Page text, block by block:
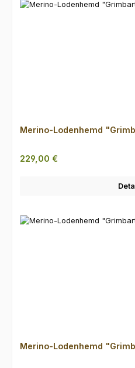
Merino-Lodenhemd
Regulärer Preis:
229,00 €
Merino-Lodenhemd